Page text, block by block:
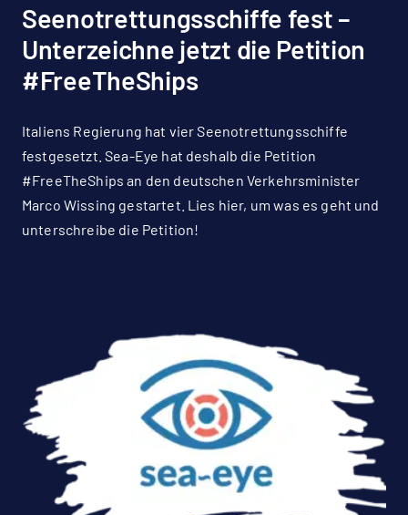
Seenotrettungsschiffe fest –
Unterzeichne jetzt die Petition
#FreeTheShips
Italiens Regierung hat vier Seenotrettungsschiffe
festgesetzt. Sea-Eye hat deshalb die Petition
#FreeTheShips an den deutschen Verkehrsminister
Marco Wissing gestartet. Lies hier, um was es geht und
unterschreibe die Petition!